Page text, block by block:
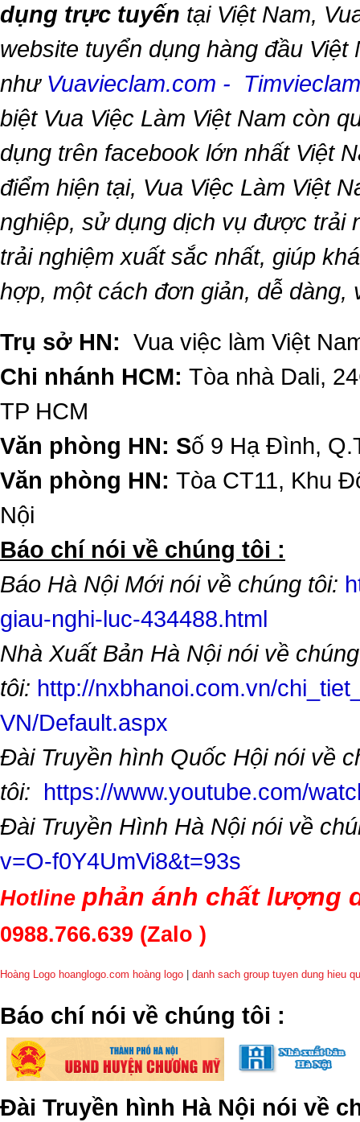
dụng trực tuyến tại Việt Nam,
website tuyển dụng hàng đầu Việt
như Vuavieclam.com -
biệt Vua Việc Làm Việt Nam còn
dụng trên facebook lớn nhất Việt
điểm hiện tại, Vua Việc Làm Việt
nghiệp, sử dụng dịch vụ được trải
trải nghiệm xuất sắc nhất, giúp
hợp, một cách đơn giản, dễ dàng,
Trụ sở HN: Vua việc làm Việt
Chi nhánh HCM: Tòa nhà Dali,
TP HCM
Văn phòng HN: Số 9 Hạ Đình,
Văn phòng HN: Tòa CT11, Khu
Nội
​Báo chí nói về chúng tôi :
Báo Hà Nội Mới nói về chúng tôi:
giau-nghi-luc-434488.html
Nhà Xuất Bản Hà Nội nói về chúng
tôi: http://nxbhanoi.com.vn/
VN/Default.aspx
Đài Truyền hình Quốc Hội nói về
tôi: https://www.youtube.com/
Đài Truyền Hình Hà Nội nói về
v=O-f0Y4UmVi8&t=93s
Hotline phản ánh chất lượng
0988.766.639 (Zalo )
Hoàng Logo hoanglogo.com hoàng logo danh sach group tuyen dung hieu
​Báo chí nói về chúng tôi :
Đài Truyền hình Hà Nội nói về